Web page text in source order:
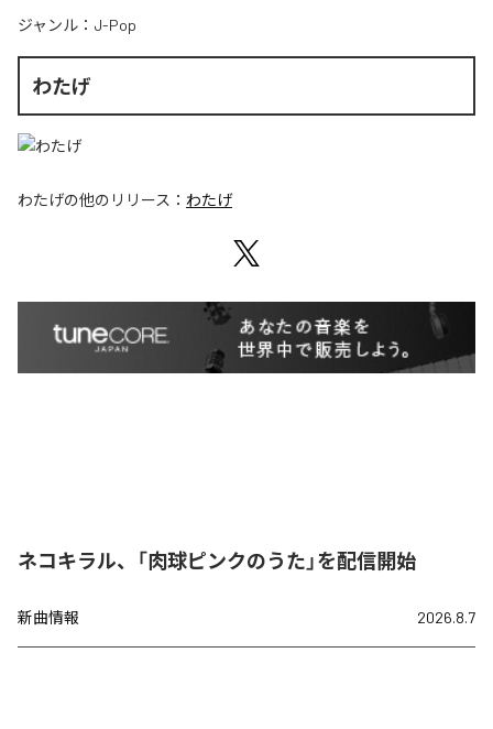
ジャンル： J-Pop
わたげ
わたげの他のリリース： わたげ
ネコキラル、「肉球ピンクのうた」を配信開始
新曲情報 2026.8.7